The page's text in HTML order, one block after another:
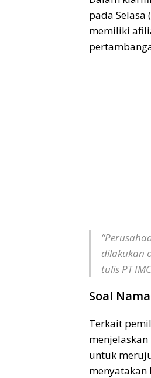
pada Selasa
memiliki
dilakukan
tulis PT
Soal
Terkait
menjelaskan
untuk